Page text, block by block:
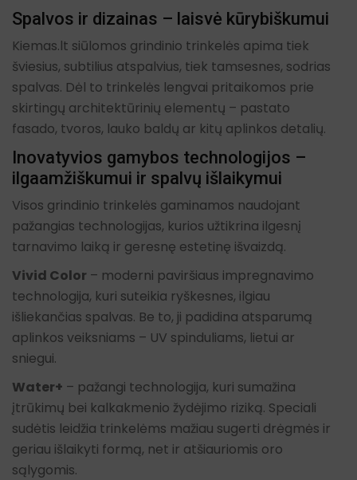
Spalvos ir dizainas – laisvė kūrybiškumui
Kiemas.lt siūlomos grindinio trinkelės apima tiek
šviesius, subtilius atspalvius, tiek tamsesnes, sodrias
spalvas. Dėl to trinkelės lengvai pritaikomos prie
skirtingų architektūrinių elementų – pastato
fasado, tvoros, lauko baldų ar kitų aplinkos detalių.
Inovatyvios gamybos technologijos –
ilgaamžiškumui ir spalvų išlaikymui
Visos grindinio trinkelės gaminamos naudojant
pažangias technologijas, kurios užtikrina ilgesnį
tarnavimo laiką ir geresnę estetinę išvaizdą.
Vivid Color – moderni paviršiaus impregnavimo
technologija, kuri suteikia ryškesnes, ilgiau
išliekančias spalvas. Be to, ji padidina atsparumą
aplinkos veiksniams – UV spinduliams, lietui ar
sniegui.
Water+ – pažangi technologija, kuri sumažina
įtrūkimų bei kalkakmenio žydėjimo riziką. Speciali
sudėtis leidžia trinkelėms mažiau sugerti drėgmės ir
geriau išlaikyti formą, net ir atšiauriomis oro
sąlygomis.